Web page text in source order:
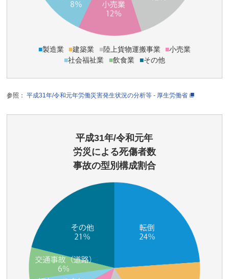
■製造業 ■建築業 ■陸上貨物運搬事業 ■小売業
■社会福祉業 ■飲食業 ■その他
参照：平成31年/令和元年労働災害発生状況の分析等 - 厚生労働省
平成31年/令和元年
労災による死傷者数
事故の型別構成割合